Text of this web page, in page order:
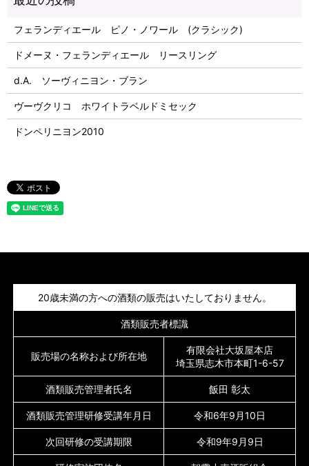
フェランディエール ピノ・ノワール (クラシック)
ドメーヌ・フェランディエール リースリング
d.A. ソーヴィニヨン・ブラン
ヴーヴクリコ ホワイトラベルドミセック
ドンペリニヨン2010
20歳未満の方への酒類の販売はいたしておりません。
酒類販売者標識
販売場の名称および所在地
有限会社大坂屋本店
埼玉県志木市本町1-6-57
酒類販売管理者氏名 飯田 彰太
酒類販売管理研修受講年月日 令和6年9月10日
次回研修の受講期限 令和9年9月9日